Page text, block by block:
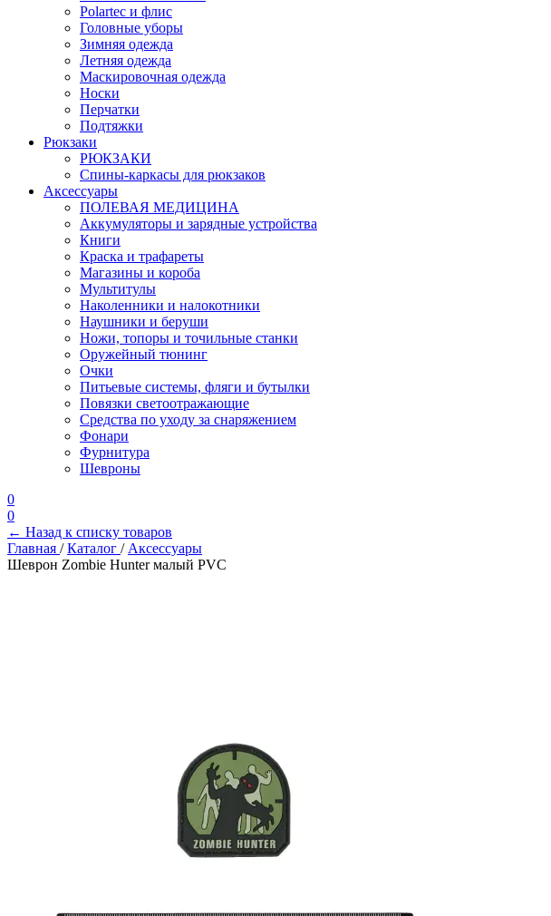
Polartec и флис
Головные уборы
Зимняя одежда
Летняя одежда
Маскировочная одежда
Носки
Перчатки
Подтяжки
Рюкзаки
РЮКЗАКИ
Спины-каркасы для рюкзаков
Аксессуары
ПОЛЕВАЯ МЕДИЦИНА
Аккумуляторы и зарядные устройства
Книги
Краска и трафареты
Магазины и короба
Мультитулы
Наколенники и налокотники
Наушники и беруши
Ножи, топоры и точильные станки
Оружейный тюнинг
Очки
Питьевые системы, фляги и бутылки
Повязки светоотражающие
Средства по уходу за снаряжением
Фонари
Фурнитура
Шевроны
0
0
← Назад к списку товаров
Главная / Каталог / Аксессуары
Шеврон Zombie Hunter малый PVC